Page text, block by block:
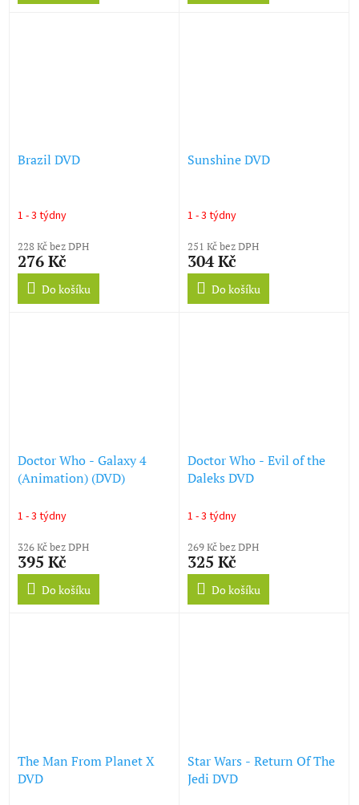
Brazil DVD
1 - 3 týdny
228 Kč bez DPH
276 Kč
Do košíku
Sunshine DVD
1 - 3 týdny
251 Kč bez DPH
304 Kč
Do košíku
Doctor Who - Galaxy 4
(Animation) (DVD)
1 - 3 týdny
326 Kč bez DPH
395 Kč
Do košíku
Doctor Who - Evil of the
Daleks DVD
1 - 3 týdny
269 Kč bez DPH
325 Kč
Do košíku
The Man From Planet X
DVD
Star Wars - Return Of The
Jedi DVD